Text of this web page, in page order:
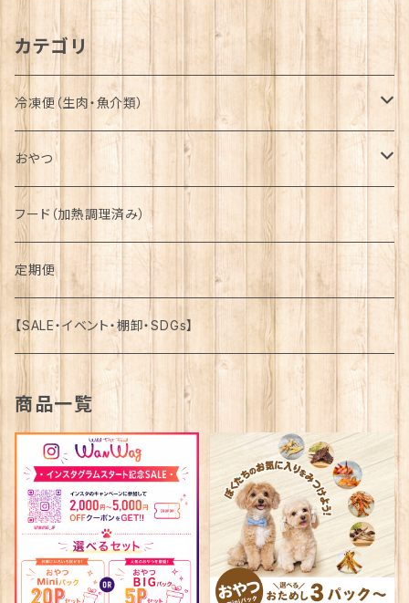
カテゴリ
冷凍便（生肉・魚介類）
詰合せ-Assortment-
馬-Horse-
鹿-Venison-
鴨-Duck-
牛-Beef-
豚-Pork-
鶏-Chicken-
魚介類-Seafood-
おやつ
詰合せ-Assortment-
馬-Horse-
鹿-Venison-
鴨-Duck-
牛-Beef-
豚-Pork-
鶏-Chicken-
フード（加熱調理済み）
定期便
【SALE・イベント・棚卸・SDGs】
商品一覧